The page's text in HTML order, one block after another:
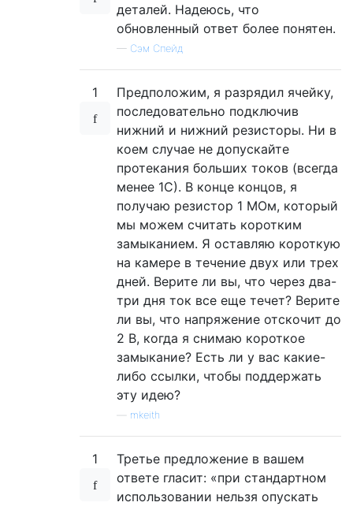
деталей. Надеюсь, что
обновленный ответ более понятен.
— Сэм Спейд
1
Предположим, я разрядил ячейку,
последовательно подключив
нижний и нижний резисторы. Ни в
коем случае не допускайте
протекания больших токов (всегда
менее 1С). В конце концов, я
получаю резистор 1 МОм, который
мы можем считать коротким
замыканием. Я оставляю короткую
на камере в течение двух или трех
дней. Верите ли вы, что через два-
три дня ток все еще течет? Верите
ли вы, что напряжение отскочит до
2 В, когда я снимаю короткое
замыкание? Есть ли у вас какие-
либо ссылки, чтобы поддержать
эту идею?
mkeith
1
Третье предложение в вашем
ответе гласит: «при стандартном
использовании нельзя опускать